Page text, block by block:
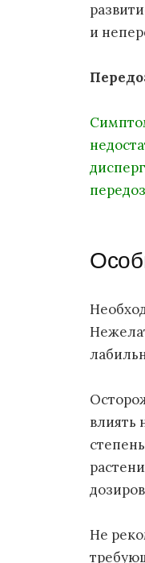
и
влиять
Не